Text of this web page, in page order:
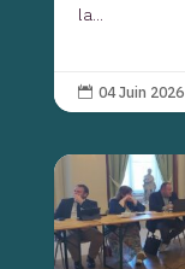
la...
 04 Juin 2026